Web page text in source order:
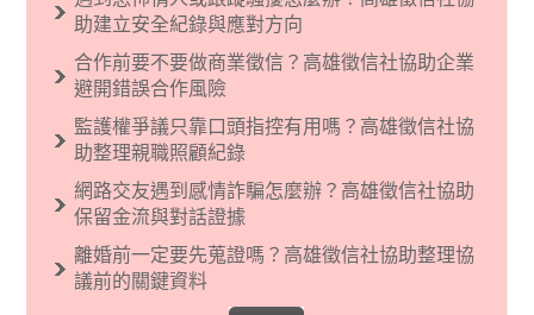
烈的卓越感，因而瞧不起其他國家的人，所以沙
現了男性沙文…
助建立安全紀錄與應對方向
合作前要不要做商業徵信？高雄徵信社協助企業
避開錯誤合作風險
監護權爭議只靠口頭指控有用嗎？高雄徵信社協
助整理親職照顧紀錄
網路交友遇到感情詐騙怎麼辦？高雄徵信社協助
保留金流與對話證據
離婚前一定要先蒐證嗎？高雄徵信社協助整理協
議前的關鍵資料